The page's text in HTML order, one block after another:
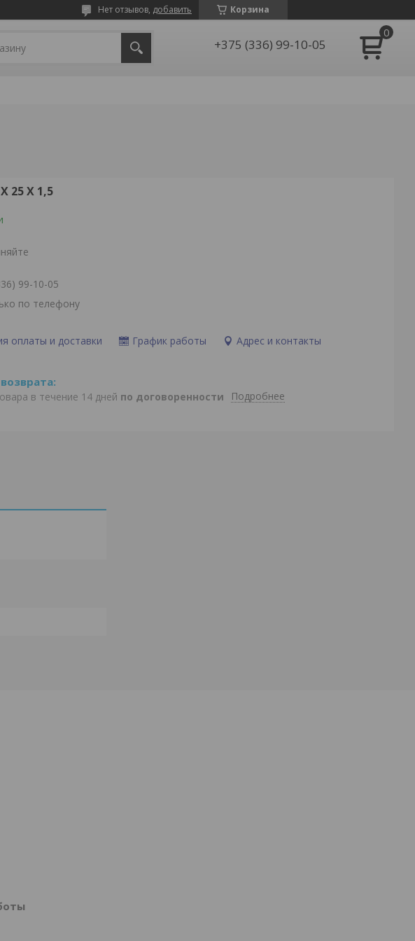
Корзина
Нет отзывов, добавить
+375 (336) 99-10-05
25 X 1,5
99-10-05
по телефону
оплаты и доставки График работы Адрес и контакты
в течение 14 дней по договоренности Подробнее